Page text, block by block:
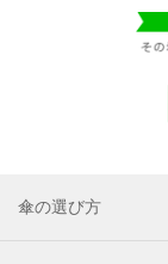
傘の選び方